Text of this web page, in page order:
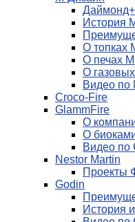
История
О топках
О печах
О
Видео по
Croco-Fire
GlammFire
О
О
Видео по
Nestor Martin
Проекты
Godin
История